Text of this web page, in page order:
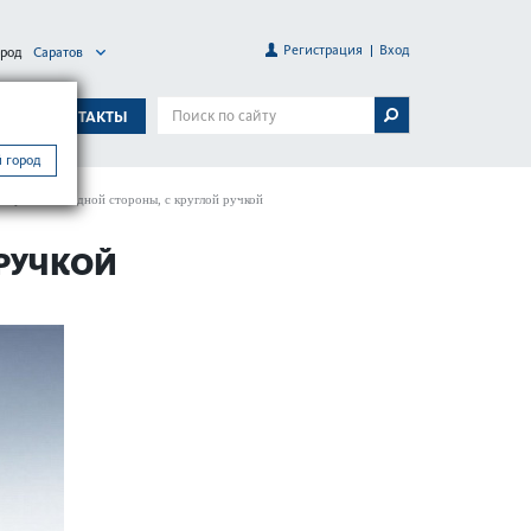
КОНТАКТЫ
город
Саратов Регистрация Вход
с одной стороны, с круглой ручкой